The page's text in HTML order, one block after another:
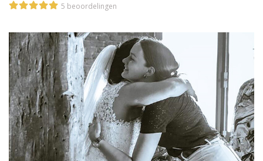
5 beoordelingen